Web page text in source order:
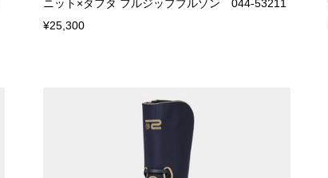
ニット×タフタ フルジップブルゾン 044-53211
¥25,300